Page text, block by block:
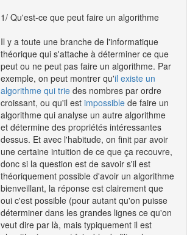
1/ Qu'est-ce que peut faire un algorithme
Il y a toute une branche de l'informatique
théorique qui s'attache à déterminer ce que
peut ou ne peut pas faire un algorithme. Par
exemple, on peut montrer qu'il existe un
algorithme qui trie des nombres par ordre
croissant, ou qu'il est impossible de faire un
algorithme qui analyse un autre algorithme
et détermine des propriétés intéressantes
dessus. Et avec l'habitude, on finit par avoir
une certaine intuition de ce que ça recouvre,
donc si la question est de savoir s'il est
théoriquement possible d'avoir un algorithme
bienveillant, la réponse est clairement que
oui c'est possible (pour autant qu'on puisse
déterminer dans les grandes lignes ce qu'on
veut dire par là, mais typiquement il est